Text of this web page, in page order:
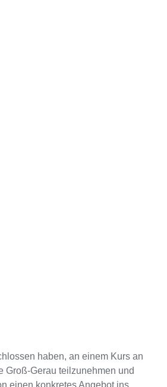
haben, an einem Kurs an
Groß-Gerau teilzunehmen und